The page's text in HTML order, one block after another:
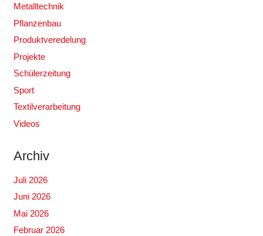
Metalltechnik
Pflanzenbau
Produktveredelung
Projekte
Schülerzeitung
Sport
Textilverarbeitung
Videos
Archiv
Juli 2026
Juni 2026
Mai 2026
Februar 2026